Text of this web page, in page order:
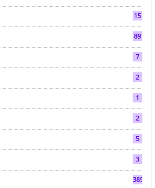
15
89
7
2
1
2
5
3
3892